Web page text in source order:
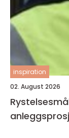
inspiration
02. August 2026